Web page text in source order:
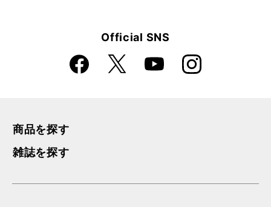
Official SNS
Faceboo
k
X YouTube Instagra
m
商品を探す
雑誌を探す